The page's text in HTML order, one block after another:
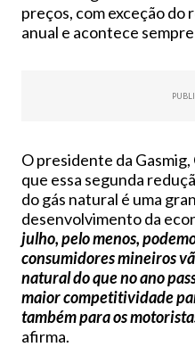
preços, com exceção do
anual e acontece
O presidente da
que essa segunda
do gás natural é uma
desenvolvimento da
julho, pelo menos,
consumidores mineiros
natural do que no ano
maior competitividade
também para os
afirma.